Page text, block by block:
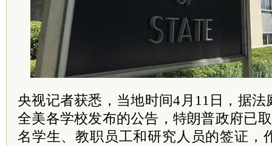
央视记者获悉，当地时间4月11日，据
全美各学校发布的公告，特朗普政府已
名学生、教职员工和研究人员的签证，